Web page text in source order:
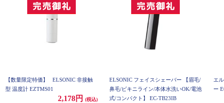
【数量限定特価】
ELSONIC 非接触
型 温度計 EZTMS01
2,178円
(税込)
ELSONIC フェイスシェーバー 【眉毛/
鼻毛/ビキニライン/本体水洗いOK/電池
式/コンパクト】 EC-TB23IB
エ
ー